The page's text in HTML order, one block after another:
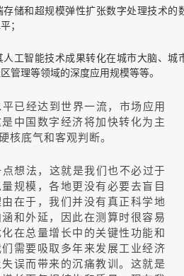
存储和超规模弹性扩张数字处理技术的
；
人工智能技术成果转化在城市大脑、城
管理等领域的深度应用规模等等。
已经达到世界一流，市场应用
中国数字经济将加快转化为主
核底气和客观判断。
想法，这就是我们也不必过于
规模，各地更没有必要去盲目
在于，我们并没有真正科学地
和外延，因此在测算时很容易
在总量增长中的关键性功能和
需要吸取多年来发展工业经济
误而带来的沉痛教训。这就是